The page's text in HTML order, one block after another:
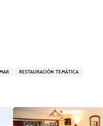
RESTAURACIÓN TEMÁTICA